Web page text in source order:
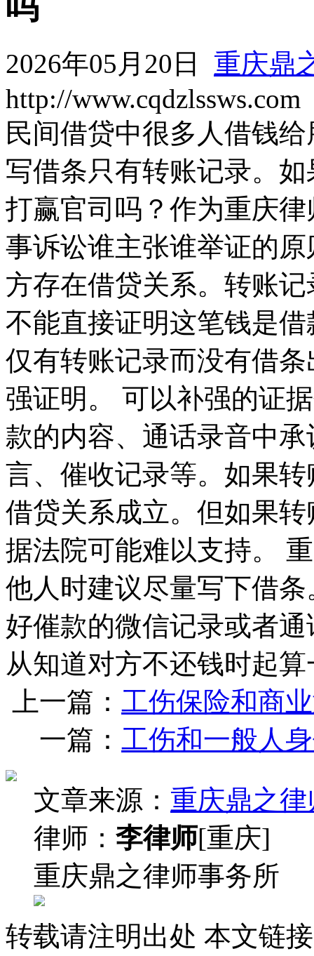
2026年05月20日 重庆鼎
http://www.cqdzlssws.com
民间借贷中很多人借钱
写借条只有转账记录。
打赢官司吗？作为重庆
事诉讼谁主张谁举证的
方存在借贷关系。转账
不能直接证明这笔钱是
仅有转账记录而没有借
强证明。 可以补强的证
款的内容、通话录音中
言、催收记录等。如果
借贷关系成立。但如果
据法院可能难以支持。
他人时建议尽量写下借
好催款的微信记录或者
从知道对方不还钱时起
上一篇： 工伤保险和商
一篇： 工伤和一般人
文章来源： 重庆鼎之
律师： 李律师[重庆]
重庆鼎之律师事务所
转载请注明出处 本文链